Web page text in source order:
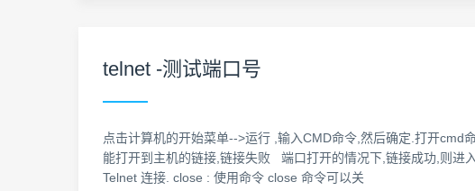
telnet -测试端口号
点击计算机的开始菜单-->运行 ,输入CMD命令,然后确定.打开
能打开到主机的链接,链接失败 端口打开的情况下,链接成功,则
Telnet 连接. close : 使用命令 close 命令可以关